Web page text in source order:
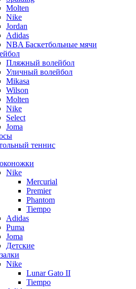
Molten
Nike
Jordan
Adidas
NBA Баскетбольные мячи
Пляжный волейбол
Уличный волейбол
Mikasa
Wilson
Molten
Nike
Select
Joma
теннис
Nike
Mercurial
Premier
Phantom
Tiempo
Adidas
Puma
Joma
Детские
Nike
Lunar Gato II
Tiempo